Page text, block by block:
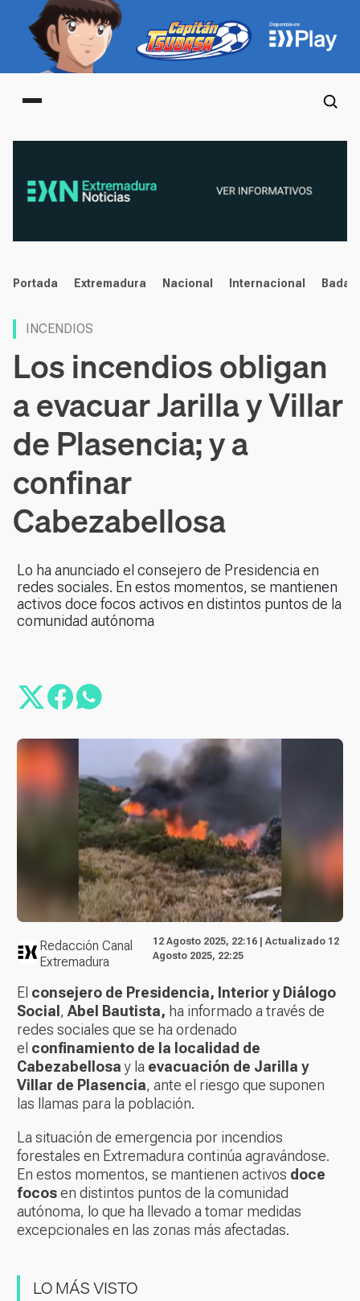
Main menu
noticias
Portada Extremadura Nacional Internacional
INCENDIOS
Los incendios obligan
a evacuar Jarilla y Villar
de Plasencia; y a
confinar
Cabezabellosa
Lo ha anunciado el consejero de Presidencia en
redes sociales. En estos momentos, se mantienen
activos doce focos activos en distintos puntos de la
comunidad autónoma
Redacción Canal
Extremadura
12 Agosto 2025, 22:16 | Actualizado 12
Agosto 2025, 22:25
El consejero de Presidencia, Interior y Diálogo
Social , Abel Bautista, ha informado a través de
redes sociales que se ha ordenado
el confinamiento de la localidad de
Cabezabellosay la evacuación de Jarilla y
Villar de Plasencia, ante el riesgo que suponen
las llamas para la población.
La situación de emergencia por incendios
forestales en Extremadura continúa agravándose.
En estos momentos, se mantienen activos doce
focosen distintos puntos de la comunidad
autónoma, lo que ha llevado a tomar medidas
excepcionales en las zonas más afectadas.
LO MÁS VISTO